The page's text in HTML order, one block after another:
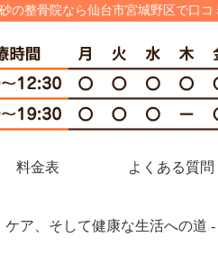
の整骨院なら仙台市宮城野区で口
料金表 よくある質問
ア、そして健康な生活への道